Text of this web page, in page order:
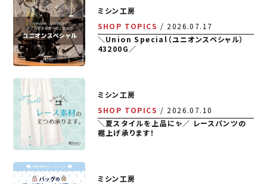
ミシン工房
SHOP TOPICS
2026.07.17
＼Union Special（ユニオンスペシャル）
43200G／
ミシン工房
SHOP TOPICS
2026.07.10
＼夏スタイルを上品に✨／ レースパンツの
裾上げ承ります！
ミシン工房